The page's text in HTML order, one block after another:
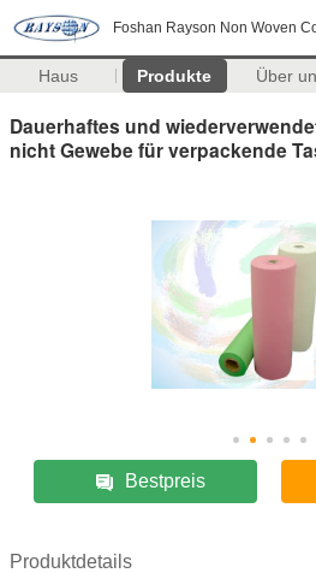
Foshan Rayson Non Woven
Haus Produkte Über
Dauerhaftes und
nicht Gewebe für verpackende
Bestpreis
Produktdetails